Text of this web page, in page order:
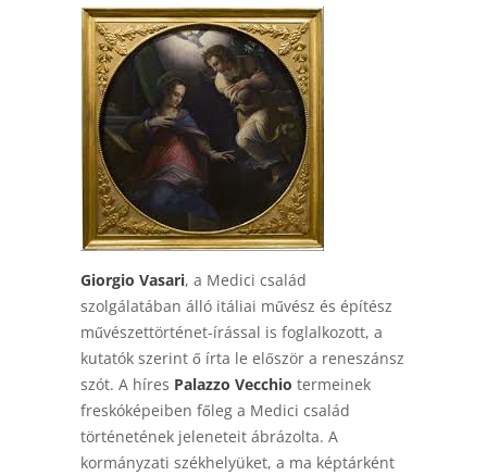
Giorgio Vasari, a Medici család
szolgálatában álló itáliai művész és építész
művészettörténet-írással is foglalkozott, a
kutatók szerint ő írta le először a reneszánsz
szót. A híres Palazzo Vecchio termeinek
freskóképeiben főleg a Medici család
történetének jeleneteit ábrázolta. A
kormányzati székhelyüket, a ma képtárként